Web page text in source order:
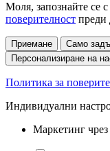
Моля, запознайте се
поверителност преди
Приемане
Само
Персонализиране на
Политика за
Индивидуални
Маркетинг